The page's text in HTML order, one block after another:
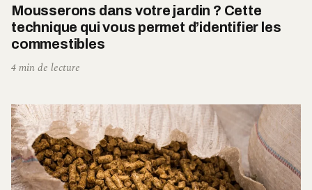
Mousserons dans votre jardin ? Cette
technique qui vous permet d’identifier les
commestibles
4 min de lecture